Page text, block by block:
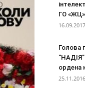
ГО
16.09.2017
Голова
ордена
25.11.2016